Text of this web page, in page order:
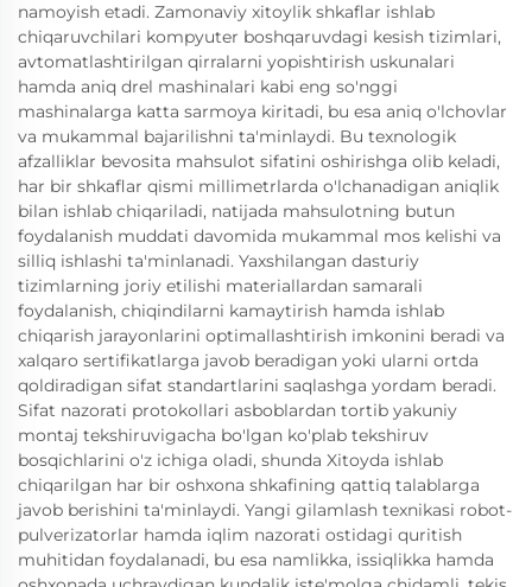
namoyish etadi. Zamonaviy xitoylik shkaflar ishlab
chiqaruvchilari kompyuter boshqaruvdagi kesish tizimlari,
avtomatlashtirilgan qirralarni yopishtirish uskunalari
hamda aniq drel mashinalari kabi eng so'nggi
mashinalarga katta sarmoya kiritadi, bu esa aniq o'lchovlar
va mukammal bajarilishni ta'minlaydi. Bu texnologik
afzalliklar bevosita mahsulot sifatini oshirishga olib keladi,
har bir shkaflar qismi millimetrlarda o'lchanadigan aniqlik
bilan ishlab chiqariladi, natijada mahsulotning butun
foydalanish muddati davomida mukammal mos kelishi va
silliq ishlashi ta'minlanadi. Yaxshilangan dasturiy
tizimlarning joriy etilishi materiallardan samarali
foydalanish, chiqindilarni kamaytirish hamda ishlab
chiqarish jarayonlarini optimallashtirish imkonini beradi va
xalqaro sertifikatlarga javob beradigan yoki ularni ortda
qoldiradigan sifat standartlarini saqlashga yordam beradi.
Sifat nazorati protokollari asboblardan tortib yakuniy
montaj tekshiruvigacha bo'lgan ko'plab tekshiruv
bosqichlarini o'z ichiga oladi, shunda Xitoyda ishlab
chiqarilgan har bir oshxona shkafining qattiq talablarga
javob berishini ta'minlaydi. Yangi gilamlash texnikasi robot-
pulverizatorlar hamda iqlim nazorati ostidagi quritish
muhitidan foydalanadi, bu esa namlikka, issiqlikka hamda